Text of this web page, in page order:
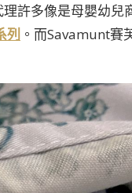
許多像是母嬰幼兒
。而Savamunt賽